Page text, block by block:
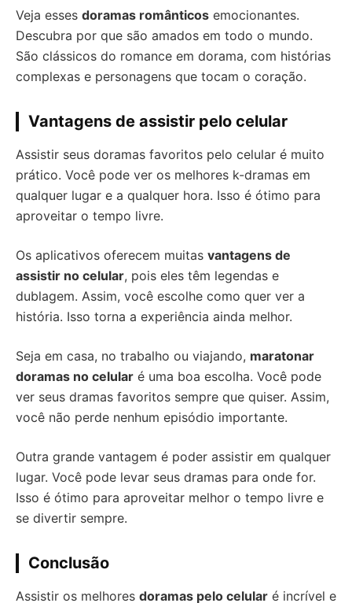
Veja esses doramas românticos emocionantes.
Descubra por que são amados em todo o mundo.
São clássicos do romance em dorama, com histórias
complexas e personagens que tocam o coração.
Vantagens de assistir pelo celular
Assistir seus doramas favoritos pelo celular é muito
prático. Você pode ver os melhores k-dramas em
qualquer lugar e a qualquer hora. Isso é ótimo para
aproveitar o tempo livre.
Os aplicativos oferecem muitas vantagens de
assistir no celular, pois eles têm legendas e
dublagem. Assim, você escolhe como quer ver a
história. Isso torna a experiência ainda melhor.
Seja em casa, no trabalho ou viajando, maratonar
doramas no celular é uma boa escolha. Você pode
ver seus dramas favoritos sempre que quiser. Assim,
você não perde nenhum episódio importante.
Outra grande vantagem é poder assistir em qualquer
lugar. Você pode levar seus dramas para onde for.
Isso é ótimo para aproveitar melhor o tempo livre e
se divertir sempre.
Conclusão
Assistir os melhores doramas pelo celular é incrível e